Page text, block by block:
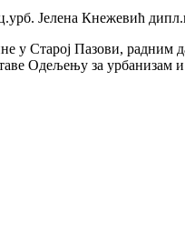
Јелена Кнежевић
у Старој Пазови, радним
Одељењу за урбанизам и